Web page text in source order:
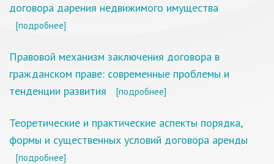
договора дарения недвижимого имущества
[подробнее]
Правовой механизм заключения договора в
гражданском праве: современные проблемы и
тенденции развития
[подробнее]
Теоретические и практические аспекты порядка,
формы и существенных условий договора аренды
[подробнее]